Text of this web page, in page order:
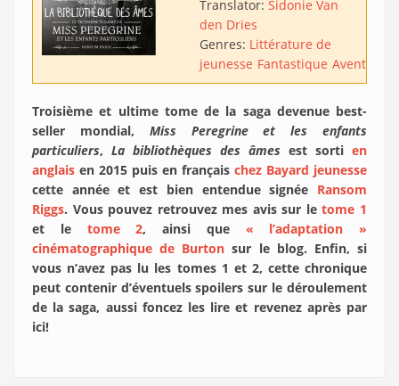
Translator: Sidonie Van
den Dries
Genres: Littérature de
jeunesse Fantastique Aventure
Troisième et ultime tome de la saga devenue best-
seller mondial, Miss Peregrine et les enfants
particuliers, La bibliothèques des âmes est sorti en
anglais en 2015 puis en français chez Bayard jeunesse
cette année et est bien entendue signée Ransom
Riggs. Vous pouvez retrouvez mes avis sur letome 1
et le tome 2, ainsi que « l’adaptation »
cinématographique de Burton sur le blog. Enfin, si
vous n’avez pas lu les tomes 1 et 2, cette chronique
peut contenir d’éventuels spoilers sur le déroulement
de la saga, aussi foncez les lire et revenez après par
ici!